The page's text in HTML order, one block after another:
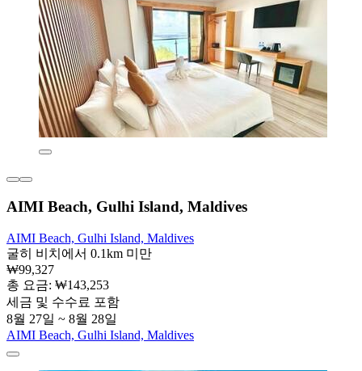
AIMI Beach, Gulhi Island, Maldives
AIMI Beach, Gulhi Island, Maldives
굴히 비치에서 0.1km 미만
₩99,327
총 요금: ₩143,253
세금 및 수수료 포함
8월 27일 ~ 8월 28일
AIMI Beach, Gulhi Island, Maldives